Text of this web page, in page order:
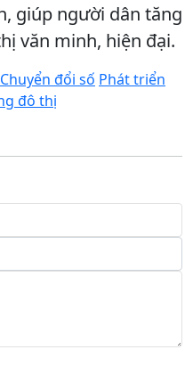
giúp người dân tăng
văn minh, hiện đại.
Chuyển đổi số Phát triển
đô thị